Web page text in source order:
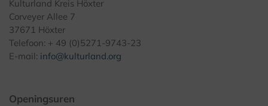
Kulturland Kreis Höxter
Corveyer Allee 7
37671 Höxter
Telefoon: + 49 (0)5271-9743-23
E-mail: info@kulturland.org
Openingsuren